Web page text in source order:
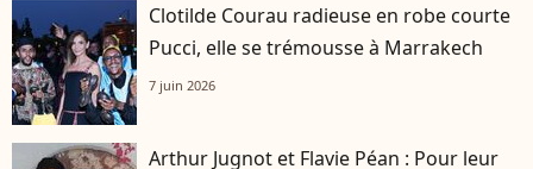
Clotilde Courau radieuse en robe courte
Pucci, elle se trémousse à Marrakech
7 juin 2026
Arthur Jugnot et Flavie Péan : Pour leur